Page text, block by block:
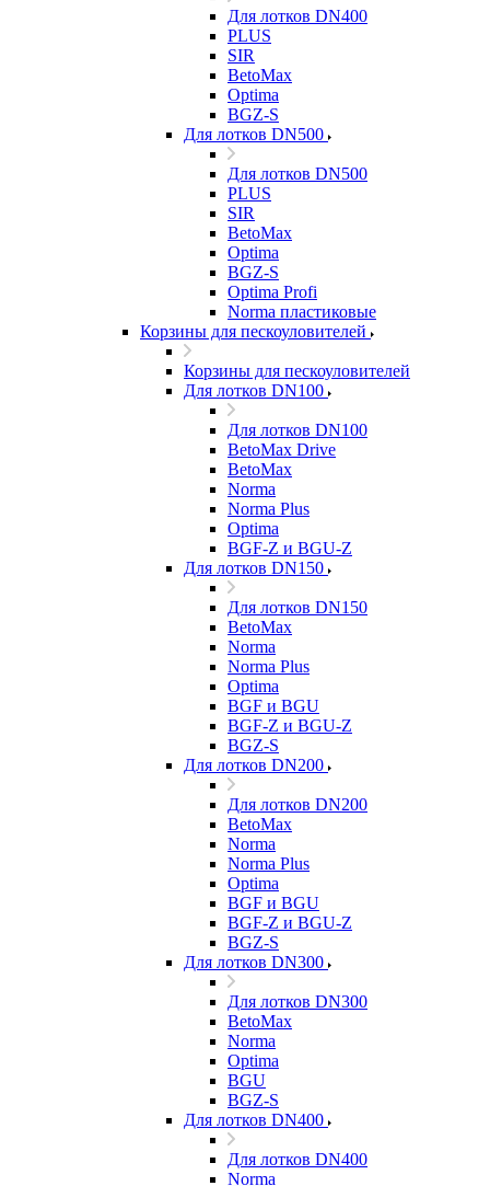
Для лотков DN400
PLUS
SIR
BetoMax
Optima
BGZ-S
Для лотков DN500
Для лотков DN500
PLUS
SIR
BetoMax
Optima
BGZ-S
Optima Profi
Norma пластиковые
Корзины для пескоуловителей
Корзины для пескоуловителей
Для лотков DN100
Для лотков DN100
BetoMax Drive
BetoMax
Norma
Norma Plus
Optima
BGF-Z и BGU-Z
Для лотков DN150
Для лотков DN150
BetoMax
Norma
Norma Plus
Optima
BGF и BGU
BGF-Z и BGU-Z
BGZ-S
Для лотков DN200
Для лотков DN200
BetoMax
Norma
Norma Plus
Optima
BGF и BGU
BGF-Z и BGU-Z
BGZ-S
Для лотков DN300
Для лотков DN300
BetoMax
Norma
Optima
BGU
BGZ-S
Для лотков DN400
Для лотков DN400
Norma